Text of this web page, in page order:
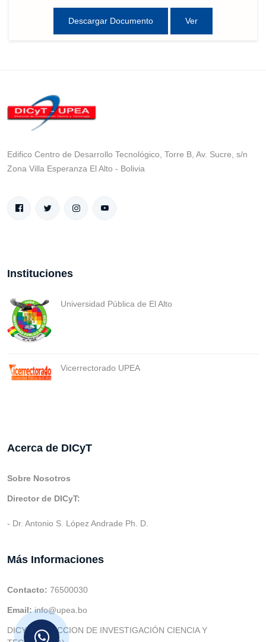
Descargar Documento Ver
Edifico Centro de Desarrollo Tecnológico, Torre B, Av. Sucre, s/n
Zona Villa Esperanza El Alto - Bolivia
Instituciones
Universidad Pública de El Alto
Vicerrectorado UPEA
Acerca de DICyT
Sobre Nosotros
Director de DICyT:
- Dr. Antonio S. López Andrade Ph. D.
Más Informaciones
Contacto: 76500030
Email:info@upea.bo
DICYT (DIRECCION DE INVESTIGACIÓN CIENCIA Y